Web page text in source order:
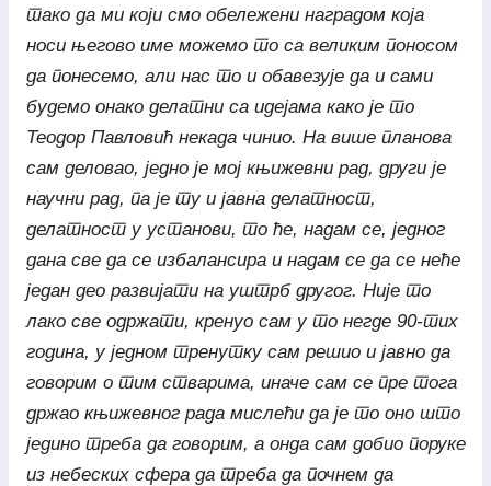
тако да ми који смо обележени наградом која
носи његово име можемо то са великим поносом
да понесемо, али нас то и обавезује да и сами
будемо онако делатни са идејама како је то
Теодор Павловић некада чинио. На више планова
сам деловао, једно је мој књижевни рад, други је
научни рад, па је ту и јавна делатност,
делатност у установи, то ће, надам се, једног
дана све да се избалансира и надам се да се неће
један део развијати на уштрб другог. Није то
лако све одржати, кренуо сам у то негде 90-тих
година, у једном тренутку сам решио и јавно да
говорим о тим стварима, иначе сам се пре тога
држао књижевног рада мислећи да је то оно што
једино треба да говорим, а онда сам добио поруке
из небеских сфера да треба да почнем да